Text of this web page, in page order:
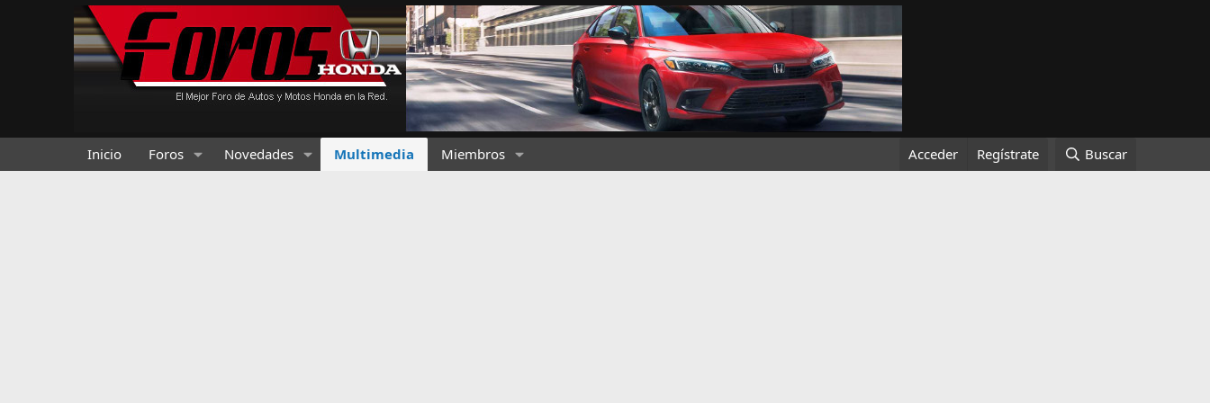
Inicio Foros Novedades Multimedia Miembros Acceder Regístrate Buscar